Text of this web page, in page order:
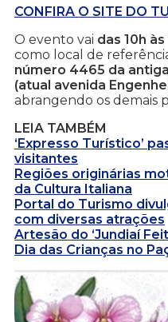
CONFIRA O SITE DO
O evento vai das 10h às
como local de
número 4465 da
(atual avenida
abrangendo os demais
LEIA TAMBÉM
‘Expresso Turístico’
visitantes
Regiões originárias
da Cultura Italiana
Portal do Turismo
com diversas atrações
Artesão do ‘Jundiaí
Dia das Crianças no